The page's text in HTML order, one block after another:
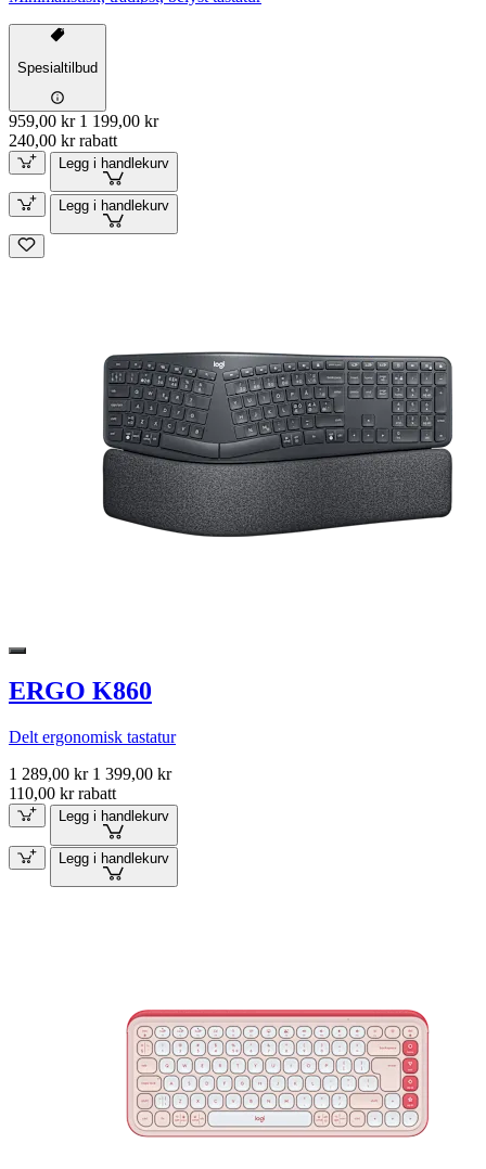
Spesialtilbud
959,00 kr 1 199,00 kr
240,00 kr rabatt
Legg i handlekurv
Legg i handlekurv
ERGO K860
Delt ergonomisk tastatur
1 289,00 kr 1 399,00 kr
110,00 kr rabatt
Legg i handlekurv
Legg i handlekurv